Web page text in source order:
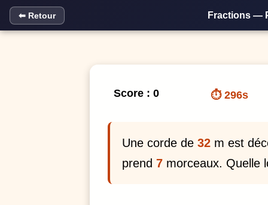
⬅ Retour Fractions —
Score : 0 ⏱ 295s
Une corde de 32 m est
prend 7 morceaux. Quelle
Panneau de gestion des cookies